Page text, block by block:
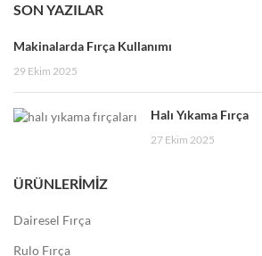
SON YAZILAR
Makinalarda Fırça Kullanımı
29 Ekim 2025
Halı Yıkama Fırça
27 Ekim 2025
ÜRÜNLERIMIZ
Dairesel Fırça
Rulo Fırça